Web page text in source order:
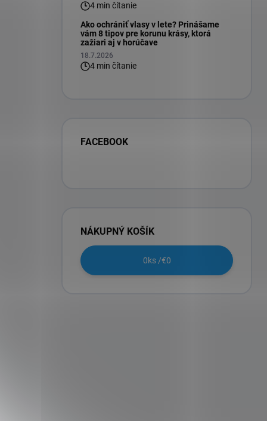
4 min čítanie
Ako ochrániť vlasy v lete? Prinášame
vám 8 tipov pre korunu krásy, ktorá
zažiari aj v horúčave
18.7.2026
4 min čítanie
FACEBOOK
NÁKUPNÝ KOŠÍK
0ks /€0